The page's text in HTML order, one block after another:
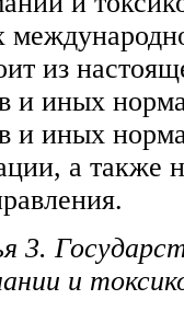
из
и иных
и иных
а также
3.
и